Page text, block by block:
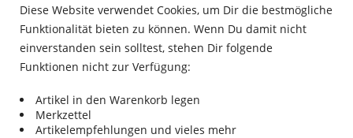
Diese Website verwendet Cookies, um Dir die bestmögliche
Funktionalität bieten zu können. Wenn Du damit nicht
einverstanden sein solltest, stehen Dir folgende
Funktionen nicht zur Verfügung:
Artikel in den Warenkorb legen
Merkzettel
Artikelempfehlungen und vieles mehr